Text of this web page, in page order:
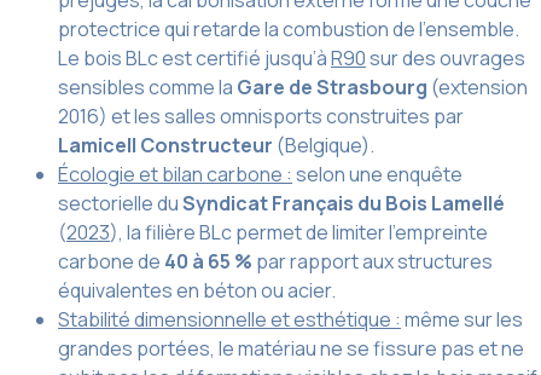
protectrice qui retarde la combustion de l’ensemble.
Le bois BLc est certifié jusqu’àR90sur des ouvrages
sensibles comme la Gare de Strasbourg (extension
2016) et les salles omnisports construites par
Lamicell Constructeur (Belgique).
Écologie et bilan carbone : selon une enquête
sectorielle duSyndicat Français du Bois Lamellé
(2023), la filière BLc permet de limiter l’empreinte
carbone de 40 à 65 % par rapport aux structures
équivalentes en béton ou acier.
Stabilité dimensionnelle et esthétique : même sur les
grandes portées, le matériau ne se fissure pas et ne